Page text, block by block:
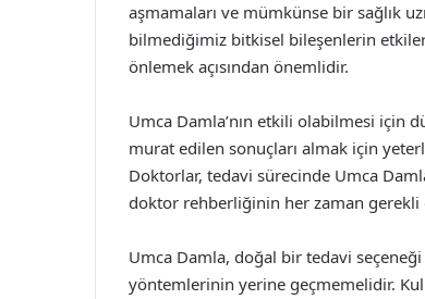
aşmamaları ve mümkünse bir sağlık
bilmediğimiz bitkisel bileşenlerin
önlemek açısından önemlidir.
Umca Damla’nın etkili olabilmesi için
murat edilen sonuçları almak için
Doktorlar, tedavi sürecinde Umca
doktor rehberliğinin her zaman gerekli
Umca Damla, doğal bir tedavi
yöntemlerinin yerine geçmemelidir.